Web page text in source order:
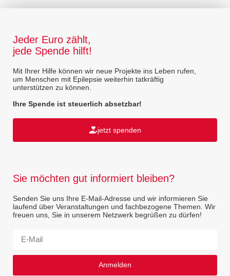
Jeder Euro zählt,
jede Spende hilft!
Mit Ihrer Hilfe können wir neue Projekte ins Leben rufen,
um Menschen mit Epilepsie weiterhin tatkräftig
unterstützen zu können.
Ihre Spende ist steuerlich absetzbar!
jetzt spenden
Sie möchten gut informiert bleiben?
Senden Sie uns Ihre E-Mail-Adresse und wir informieren Sie
laufend über Veranstaltungen und fachbezogene Themen. Wir
freuen uns, Sie in unserem Netzwerk begrüßen zu dürfen!
Anmelden